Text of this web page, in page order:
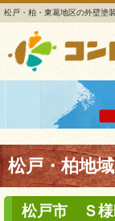
松戸・柏・東葛地区の外壁塗
松戸・柏地
松戸市 Ｓ様